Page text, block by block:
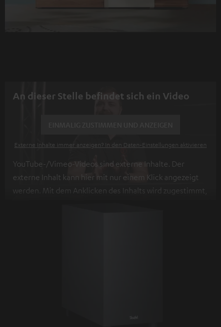
An dieser Stelle befindet sich ein Video
Externe Inhalte immer anzeigen? In den Daten‑Einstellungen aktivieren
YouTube-/Vimeo-Videos sind externe Inhalte. Der
externe Inhalt kann hier mit nur einem Klick angezeigt
werden. Mit dem Anklicken des Inhalts wird zugestimmt,